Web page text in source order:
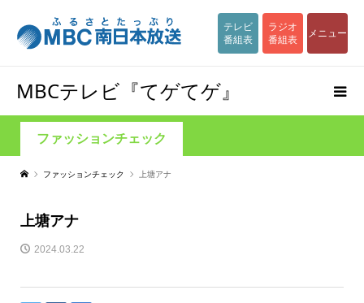
テレビ
番組表
ラジオ
番組表
メニュー
MBCテレビ『てゲてゲ』
ファッションチェック
ファッションチェック 上塘アナ
上塘アナ
2024.03.22